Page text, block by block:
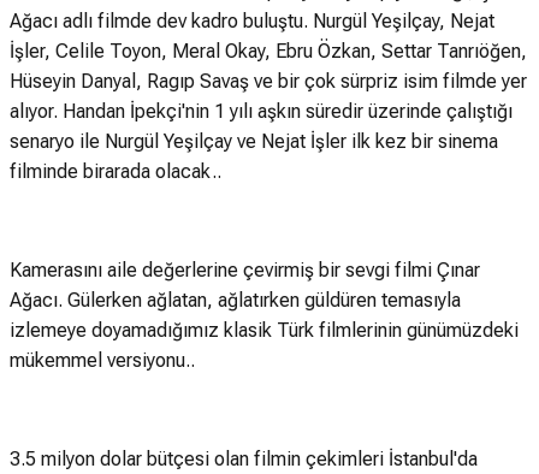
Ağacı adlı filmde dev kadro buluştu. Nurgül Yeşilçay, Nejat
İşler, Celile Toyon, Meral Okay, Ebru Özkan, Settar Tanrıöğen,
Hüseyin Danyal, Ragıp Savaş ve bir çok sürpriz isim filmde yer
alıyor. Handan İpekçi'nin 1 yılı aşkın süredir üzerinde çalıştığı
senaryo ile Nurgül Yeşilçay ve Nejat İşler ilk kez bir sinema
filminde birarada olacak..
Kamerasını aile değerlerine çevirmiş bir sevgi filmi Çınar
Ağacı. Gülerken ağlatan, ağlatırken güldüren temasıyla
izlemeye doyamadığımız klasik Türk filmlerinin günümüzdeki
mükemmel versiyonu..
3.5 milyon dolar bütçesi olan filmin çekimleri İstanbul'da